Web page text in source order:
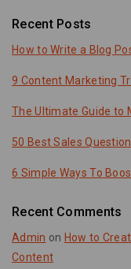
Recent Posts
How to Write a Blog
9 Content Marketing
The Ultimate Guide to
50 Best Sales
6 Simple Ways To
Recent Comments
Admin on How to
Content